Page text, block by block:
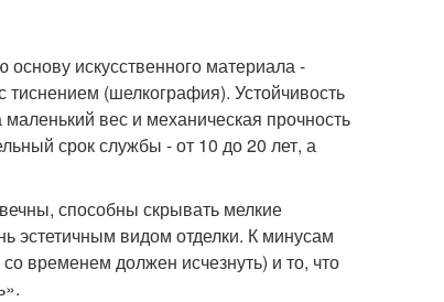
искусственного материала -
(шелкография). Устойчивость
вес и механическая прочность
срок службы - от 10 до 20 лет, а
способны скрывать мелкие
эстетичным видом отделки. К минусам
временем должен исчезнуть) и то, что